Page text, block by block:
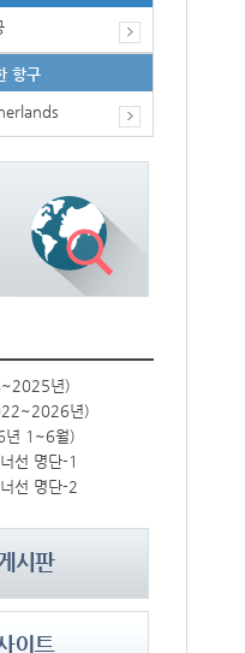
항구
년)
년)
년 1~6월)
선 명단-1
선 명단-2